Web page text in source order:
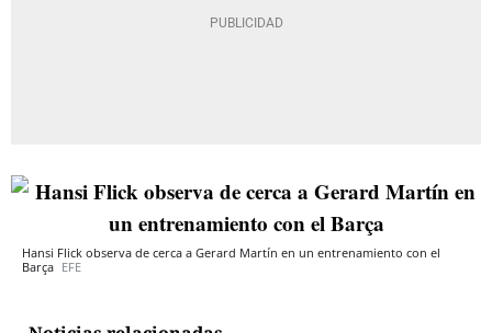
Hansi Flick observa de cerca a Gerard Martín en un entrenamiento con el
Barça EFE